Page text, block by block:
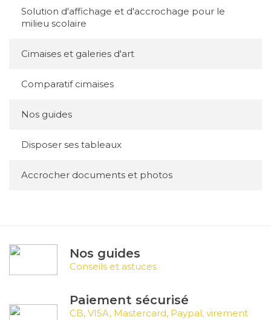
Solution d'affichage et d'accrochage pour le
milieu scolaire
Cimaises et galeries d'art
Comparatif cimaises
Nos guides
Disposer ses tableaux
Accrocher documents et photos
Nos guides
Conseils et astuces
Paiement sécurisé
CB, VISA, Mastercard, Paypal, virement